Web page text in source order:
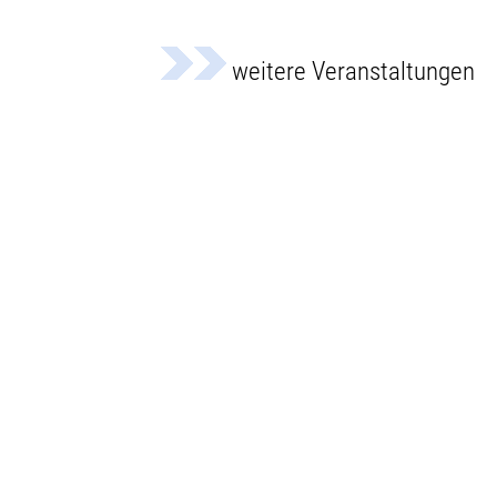
weitere Veranstaltungen